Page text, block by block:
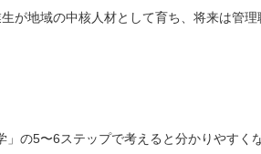
が地域の中核人材として育ち、将来は管理
の5〜6ステップで考えると分かりやすく